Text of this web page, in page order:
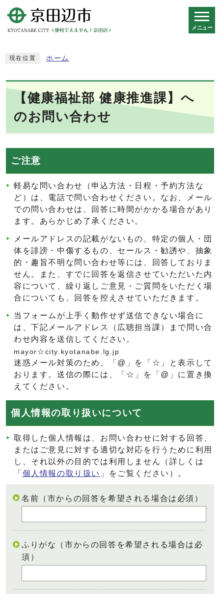
メニュー
現在位置 ホーム
【健康福祉部 健康推進課】へ
のお問い合わせ
ご注意
軽易な問い合わせ（申込方法・日程・予約方法な
ど）は、電話で問い合わせください。なお、メール
での問い合わせは、回答に時間がかかる場合があり
ます。あらかじめ了承ください。
メールアドレスの記載がないもの、特定の個人・団
体を誹謗・中傷するもの、セールス・勧誘や、抽象
的・趣旨不明な問い合わせ等には、回答しておりま
せん。また、すでに回答を返信させていただいた内
容について、繰り返しご意見・ご質問をいただく場
合についても、回答を控えさせていただきます。
当フォームが上手く動作せず送信できない場合に
は、下記メールアドレス（広聴担当課）まで問い合
わせ内容を送信してください。
mayor☆city.kyotanabe.lg.jp
迷惑メール対策のため、「@」を「☆」と表示して
おります。送信の際には、「☆」を「@」に置き換
えてください。
個人情報の取り扱いについて
取得した個人情報は、お問い合わせに対する回答、
またはご意見に対する適切な対応を行うために利用
し、それ以外の目的では利用しません（詳しくは
「 個人情報の取り扱い 」をご覧ください）。
名前（市からの回答を希望される場合は必須）
ふりがな（市からの回答を希望される場合は必
須）